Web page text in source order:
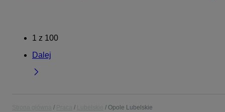
1 z 100
Dalej
Opole Lubelskie